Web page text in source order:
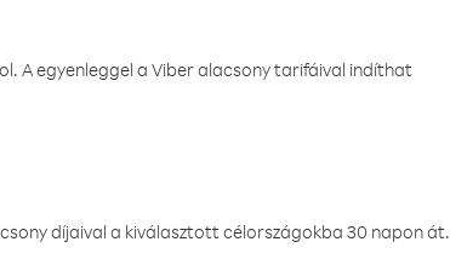
A egyenleggel a Viber alacsony tarifáival indíthat
díjaival a kiválasztott célországokba 30 napon át.